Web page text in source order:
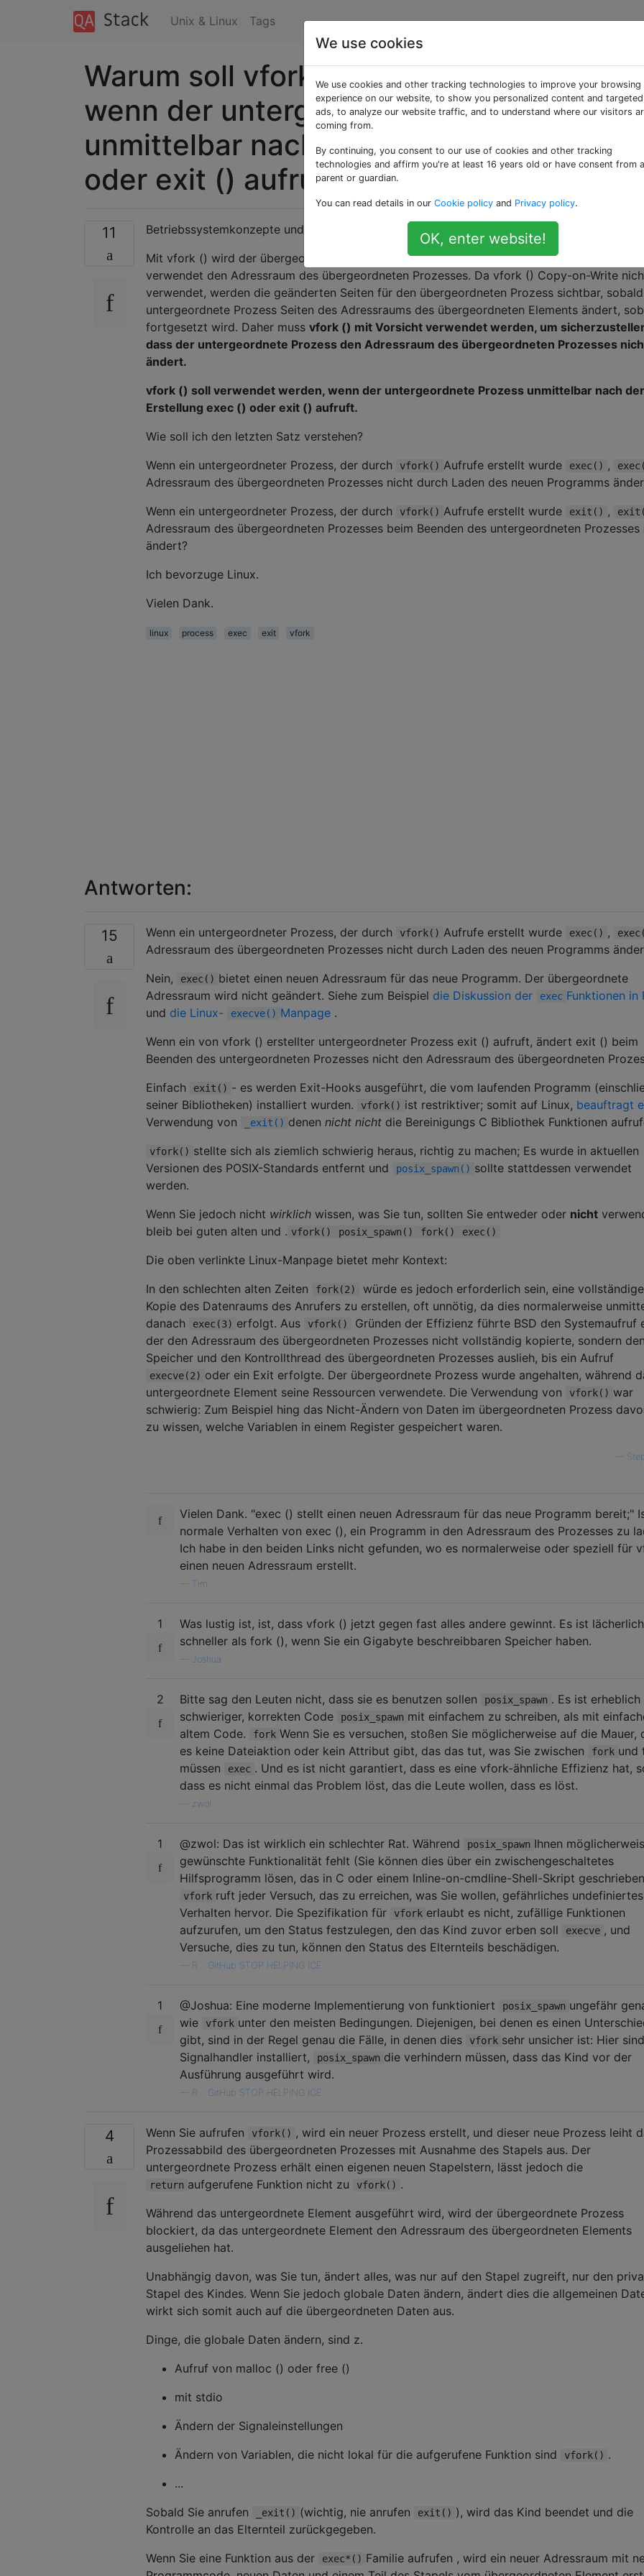
Unix & Linux Tags
Warum soll vfork () verwendet werden,
wenn der untergeordnete Prozess
unmittelbar nach der Erstellung exec ()
oder exit () aufruft?
11
Betriebssystemkonzepte und APUE sagen
Mit vfork () wird der übergeordnete Prozess angehalten und der untergeordnete Prozess
verwendet den Adressraum des übergeordneten Prozesses. Da vfork () Copy-on-Write
verwendet, werden die geänderten Seiten für den übergeordneten Prozess sichtbar,
untergeordnete Prozess Seiten des Adressraums des übergeordneten Elements ändert,
fortgesetzt wird. Daher muss vfork () mit Vorsicht verwendet werden, um
dass der untergeordnete Prozess den Adressraum des übergeordneten Prozesses
ändert.
vfork () soll verwendet werden, wenn der untergeordnete Prozess unmittelbar nach der
Erstellung exec () oder exit () aufruft.
Wie soll ich den letzten Satz verstehen?
Wenn ein untergeordneter Prozess, der durch
vfork() Aufrufe erstellt wurde exec() ,
Adressraum des übergeordneten Prozesses nicht durch Laden des neuen Programms
Wenn ein untergeordneter Prozess, der durch
vfork() Aufrufe erstellt wurde exit() ,
Adressraum des übergeordneten Prozesses beim Beenden des untergeordneten Prozesses
ändert?
Ich bevorzuge Linux.
Vielen Dank.
linux process exec exit vfork
Antworten:
15 Wenn ein untergeordneter Prozess, der durch vfork() Aufrufe erstellt wurde exec() ,
Adressraum des übergeordneten Prozesses nicht durch Laden des neuen Programms
Nein,
exec() bietet einen neuen Adressraum für das neue Programm. Der übergeordnete
Adressraum wird nicht geändert. Siehe zum Beispiel die Diskussion der exec Funktionen in
und die Linux- execve() Manpage .
Wenn ein von vfork () erstellter untergeordneter Prozess exit () aufruft, ändert exit () beim
Beenden des untergeordneten Prozesses nicht den Adressraum des übergeordneten
Einfach
exit() - es werden Exit-Hooks ausgeführt, die vom laufenden Programm
seiner Bibliotheken) installiert wurden.
vfork() ist restriktiver; somit auf Linux, beauftragt
Verwendung von
_exit() denen nicht nicht die Bereinigungs C Bibliothek Funktionen
vfork() stellte sich als ziemlich schwierig heraus, richtig zu machen; Es wurde in aktuellen
Versionen des POSIX-Standards entfernt und
posix_spawn() sollte stattdessen verwendet
werden.
Wenn Sie jedoch nicht wirklich wissen, was Sie tun, sollten Sie entweder oder nicht
bleib bei guten alten und . vfork() posix_spawn() fork() exec()
Die oben verlinkte Linux-Manpage bietet mehr Kontext:
In den schlechten alten Zeiten
fork(2)
würde es jedoch erforderlich sein, eine vollständige
Kopie des Datenraums des Anrufers zu erstellen, oft unnötig, da dies normalerweise
danach
exec(3) erfolgt. Aus vfork()
Gründen der Effizienz führte BSD den Systemaufruf
der den Adressraum des übergeordneten Prozesses nicht vollständig kopierte, sondern den
Speicher und den Kontrollthread des übergeordneten Prozesses auslieh, bis ein Aufruf
execve(2) oder ein Exit erfolgte. Der übergeordnete Prozess wurde angehalten, während
untergeordnete Element seine Ressourcen verwendete. Die Verwendung von
vfork() war
schwierig: Zum Beispiel hing das Nicht-Ändern von Daten im übergeordneten Prozess
zu wissen, welche Variablen in einem Register gespeichert waren.
Vielen Dank. "exec () stellt einen neuen Adressraum für das neue Programm bereit;"
normale Verhalten von exec (), ein Programm in den Adressraum des Prozesses zu
Ich habe in den beiden Links nicht gefunden, wo es normalerweise oder speziell für
einen neuen Adressraum erstellt.
Tim
1
Was lustig ist, ist, dass vfork () jetzt gegen fast alles andere gewinnt. Es ist lächerlich
schneller als fork (), wenn Sie ein Gigabyte beschreibbaren Speicher haben.
Joshua
2 Bitte sag den Leuten nicht, dass sie es benutzen sollen posix_spawn . Es ist erheblich
schwieriger, korrekten Code
posix_spawn mit einfachem zu schreiben, als mit
altem Code.
fork Wenn Sie es versuchen, stoßen Sie möglicherweise auf die Mauer,
es keine Dateiaktion oder kein Attribut gibt, das das tut, was Sie zwischen
fork und
müssen
exec . Und es ist nicht garantiert, dass es eine vfork-ähnliche Effizienz hat,
dass es nicht einmal das Problem löst, das die Leute wollen, dass es löst.
zwol
1 @zwol: Das ist wirklich ein schlechter Rat. Während posix_spawn Ihnen
gewünschte Funktionalität fehlt (Sie können dies über ein zwischengeschaltetes
Hilfsprogramm lösen, das in C oder einem Inline-on-cmdline-Shell-Skript
vfork ruft jeder Versuch, das zu erreichen, was Sie wollen, gefährliches undefiniertes
Verhalten hervor. Die Spezifikation für
vfork erlaubt es nicht, zufällige Funktionen
aufzurufen, um den Status festzulegen, den das Kind zuvor erben soll
execve , und
Versuche, dies zu tun, können den Status des Elternteils beschädigen.
R .. GitHub STOP HELPING ICE
1 @Joshua: Eine moderne Implementierung von funktioniert posix_spawn ungefähr
wie
vfork unter den meisten Bedingungen. Diejenigen, bei denen es einen
gibt, sind in der Regel genau die Fälle, in denen dies
vfork sehr unsicher ist: Hier sind
Signalhandler installiert,
posix_spawn die verhindern müssen, dass das Kind vor der
Ausführung ausgeführt wird.
R .. GitHub STOP HELPING ICE
4 Wenn Sie aufrufen vfork() , wird ein neuer Prozess erstellt, und dieser neue Prozess leiht
Prozessabbild des übergeordneten Prozesses mit Ausnahme des Stapels aus. Der
untergeordnete Prozess erhält einen eigenen neuen Stapelstern, lässt jedoch die
return aufgerufene Funktion nicht zu vfork() .
Während das untergeordnete Element ausgeführt wird, wird der übergeordnete Prozess
blockiert, da das untergeordnete Element den Adressraum des übergeordneten Elements
ausgeliehen hat.
Unabhängig davon, was Sie tun, ändert alles, was nur auf den Stapel zugreift, nur den
Stapel des Kindes. Wenn Sie jedoch globale Daten ändern, ändert dies die allgemeinen
wirkt sich somit auch auf die übergeordneten Daten aus.
Dinge, die globale Daten ändern, sind z.
Aufruf von malloc () oder free ()
mit stdio
Ändern der Signaleinstellungen
Ändern von Variablen, die nicht lokal für die aufgerufene Funktion sind
vfork() .
...
Sobald Sie anrufen
_exit() (wichtig, nie anrufen exit() ), wird das Kind beendet und die
Kontrolle an das Elternteil zurückgegeben.
Wenn Sie eine Funktion aus der
exec*() Familie aufrufen , wird ein neuer Adressraum mit
We use cookies
We use cookies and other tracking technologies to improve your browsing
experience on our website, to show you personalized content and targeted
ads, to analyze our website traffic, and to understand where our visitors
coming from.
By continuing, you consent to our use of cookies and other tracking
technologies and affirm you're at least 16 years old or have consent from a
parent or guardian.
You can read details in our Cookie policy and Privacy policy.
OK, enter website!